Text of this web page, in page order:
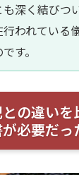
深く結びつ
われている
す。
の違い
必要だっ